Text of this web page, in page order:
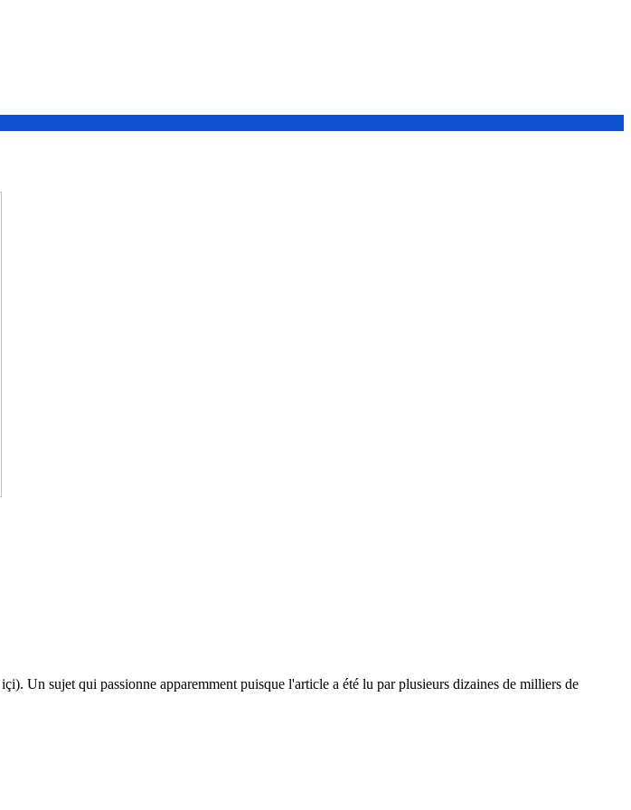
Un sujet qui passionne apparemment puisque l'article a été lu par plusieurs dizaines de milliers de